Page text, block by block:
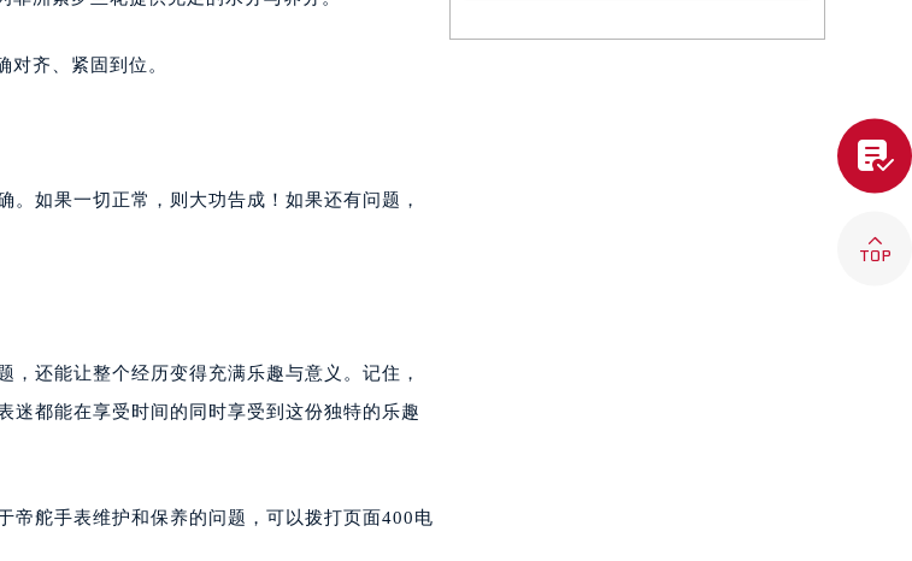
齐、紧固到位。
如果一切正常，则大功告成！如果还有问题，
还能让整个经历变得充满乐趣与意义。记住，
迷都能在享受时间的同时享受到这份独特的乐趣
帝舵手表维护和保养的问题，可以拨打页面400电

